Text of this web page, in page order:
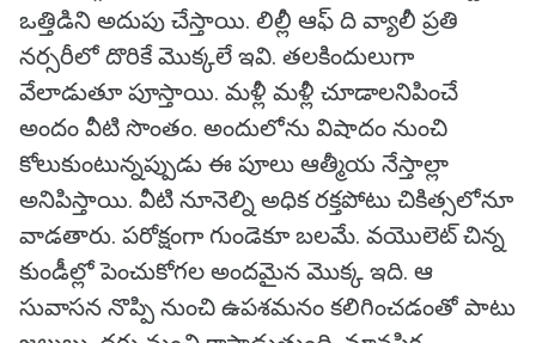
ఒత్తిడిని అదుపు చేస్తాయి. లిల్లీ ఆఫ్‌ ది వ్యాలీ ప్రతి
నర్సరీలో దొరికే మొక్కలే ఇవి. తలకిందులుగా
వేలాడుతూ పూస్తాయి. మళ్లీ మళ్లీ చూడాలనిపించే
అందం వీటి సొంతం. అందులోను విషాదం నుంచి
కోలుకుంటున్నప్పుడు ఈ పూలు ఆత్మీయ నేస్తాల్లా
అనిపిస్తాయి. వీటి నూనెల్ని అధిక రక్తపోటు చికిత్సలోనూ
వాడతారు. పరోక్షంగా గుండెకూ బలమే. వయొలెట్‌ చిన్న
కుండీల్లో పెంచుకోగల అందమైన మొక్క ఇది. ఆ
సువాసన నొప్పి నుంచి ఉపశమనం కలిగించడంతో పాటు